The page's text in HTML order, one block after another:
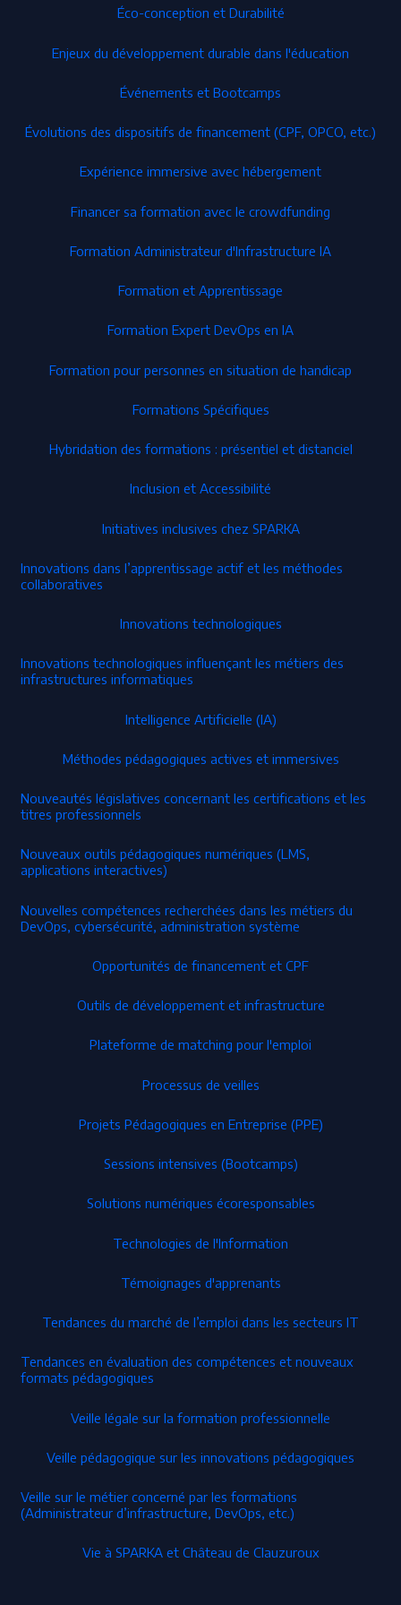
Éco-conception et Durabilité
Enjeux du développement durable dans l'éducation
Événements et Bootcamps
Évolutions des dispositifs de financement (CPF, OPCO, etc.)
Expérience immersive avec hébergement
Financer sa formation avec le crowdfunding
Formation Administrateur d'Infrastructure IA
Formation et Apprentissage
Formation Expert DevOps en IA
Formation pour personnes en situation de handicap
Formations Spécifiques
Hybridation des formations : présentiel et distanciel
Inclusion et Accessibilité
Initiatives inclusives chez SPARKA
Innovations dans l’apprentissage actif et les méthodes
collaboratives
Innovations technologiques
Innovations technologiques influençant les métiers des
infrastructures informatiques
Intelligence Artificielle (IA)
Méthodes pédagogiques actives et immersives
Nouveautés législatives concernant les certifications et les
titres professionnels
Nouveaux outils pédagogiques numériques (LMS,
applications interactives)
Nouvelles compétences recherchées dans les métiers du
DevOps, cybersécurité, administration système
Opportunités de financement et CPF
Outils de développement et infrastructure
Plateforme de matching pour l'emploi
Processus de veilles
Projets Pédagogiques en Entreprise (PPE)
Sessions intensives (Bootcamps)
Solutions numériques écoresponsables
Technologies de l'Information
Témoignages d'apprenants
Tendances du marché de l’emploi dans les secteurs IT
Tendances en évaluation des compétences et nouveaux
formats pédagogiques
Veille légale sur la formation professionnelle
Veille pédagogique sur les innovations pédagogiques
Veille sur le métier concerné par les formations
(Administrateur d’infrastructure, DevOps, etc.)
Vie à SPARKA et Château de Clauzuroux